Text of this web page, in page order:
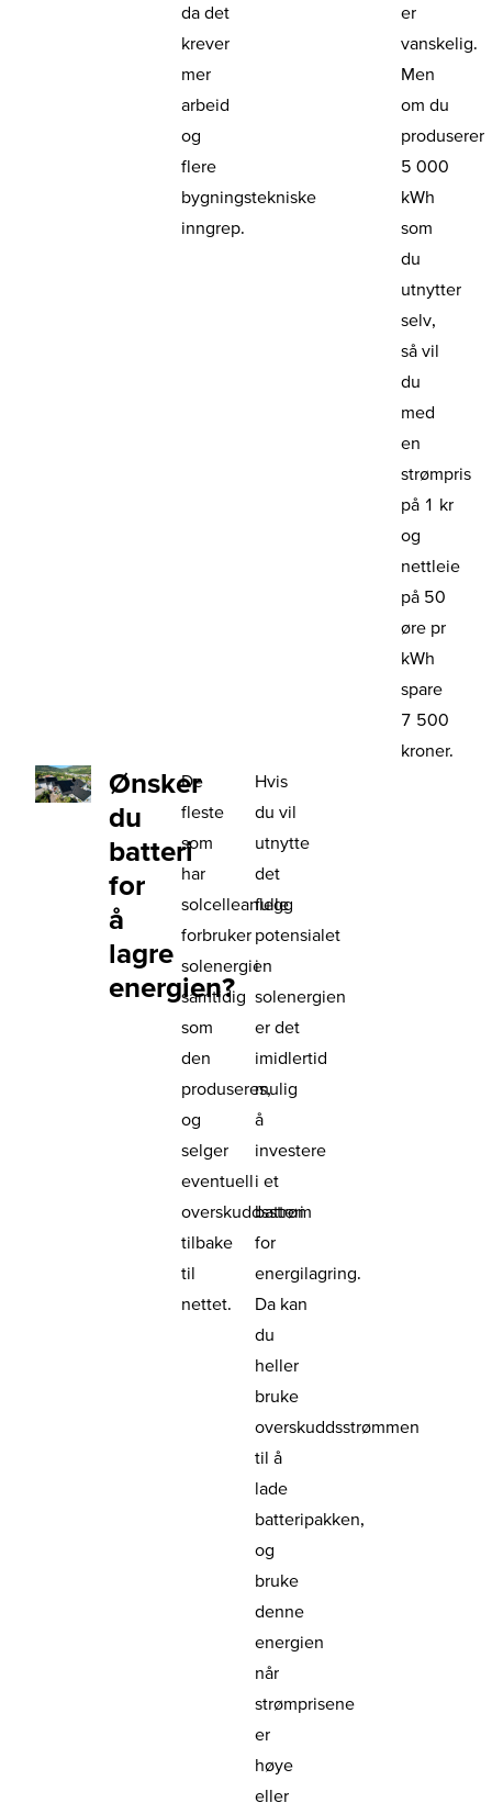
da det
krever
mer
arbeid
og
flere
bygningstekniske
inngrep.
er
vanskelig.
Men
om du
produserer
5 000
kWh
som
du
utnytter
selv,
så vil
du
med
en
strømpris
på 1 kr
og
nettleie
på 50
øre pr
kWh
spare
7 500
kroner.
Ønsker
du
batteri
for
å
lagre
energien?
De
fleste
som
har
solcelleanlegg
forbruker
solenergien
samtidig
som
den
produseres,
og
selger
eventuell
overskuddsstrøm
tilbake
til
nettet.
Hvis
du vil
utnytte
det
fulle
potensialet
i
solenergien
er det
imidlertid
mulig
å
investere
i et
batteri
for
energilagring.
Da kan
du
heller
bruke
overskuddsstrømmen
til å
lade
batteripakken,
og
bruke
denne
energien
når
strømprisene
er
høye
eller